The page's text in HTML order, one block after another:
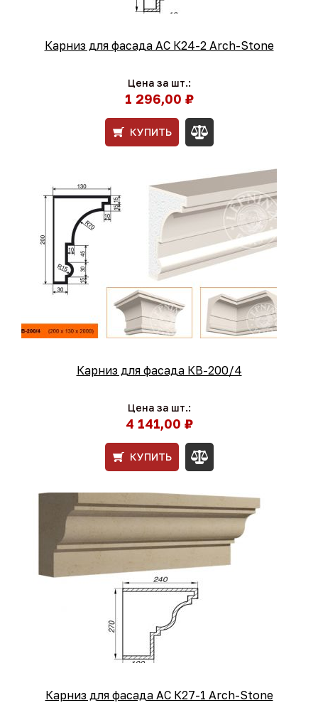
Карниз для фасада АС К24-2 Arch-Stone
Цена за шт.:
1 296,00 ₽
КУПИТЬ
Карниз для фасада КВ-200/4
Цена за шт.:
4 141,00 ₽
КУПИТЬ
Карниз для фасада АС К27-1 Arch-Stone